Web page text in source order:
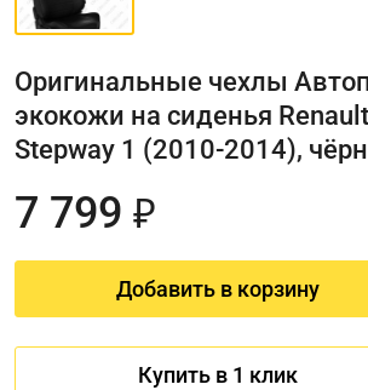
Оригинальные чехлы
экокожи на сиденья
Stepway 1 (2010-2014),
7 799 ₽
Добавить в корзину
Купить в 1 клик